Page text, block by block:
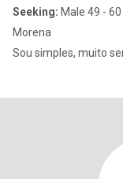
Seeking: Male 49 - 60
Morena
Sou simples, muito